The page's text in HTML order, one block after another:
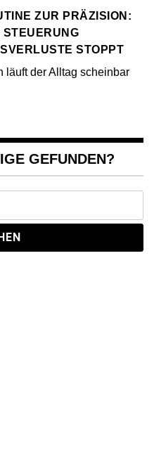
ZUR PRÄZISION:
STEUERUNG
STOPPT
läuft der Alltag scheinbar
GEFUNDEN?